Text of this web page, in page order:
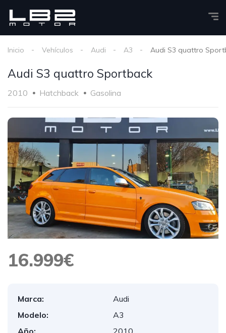
Inicio Vehículos Audi A3 Audi S3 quattro
Audi S3 quattro Sportback
2010 Hatchback Gasolina
16.999€
Marca:
Audi
Modelo:
A3
Año:
2010